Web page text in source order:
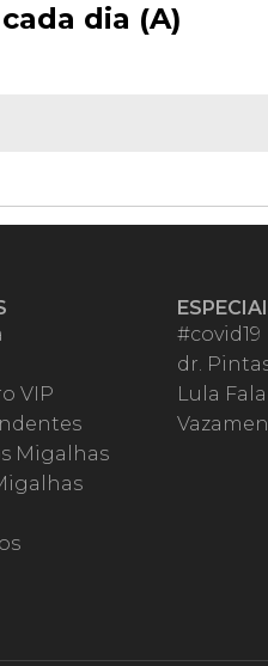
dia (A)
VIP
Migalhas
#covid19
dr.
Lula Fala